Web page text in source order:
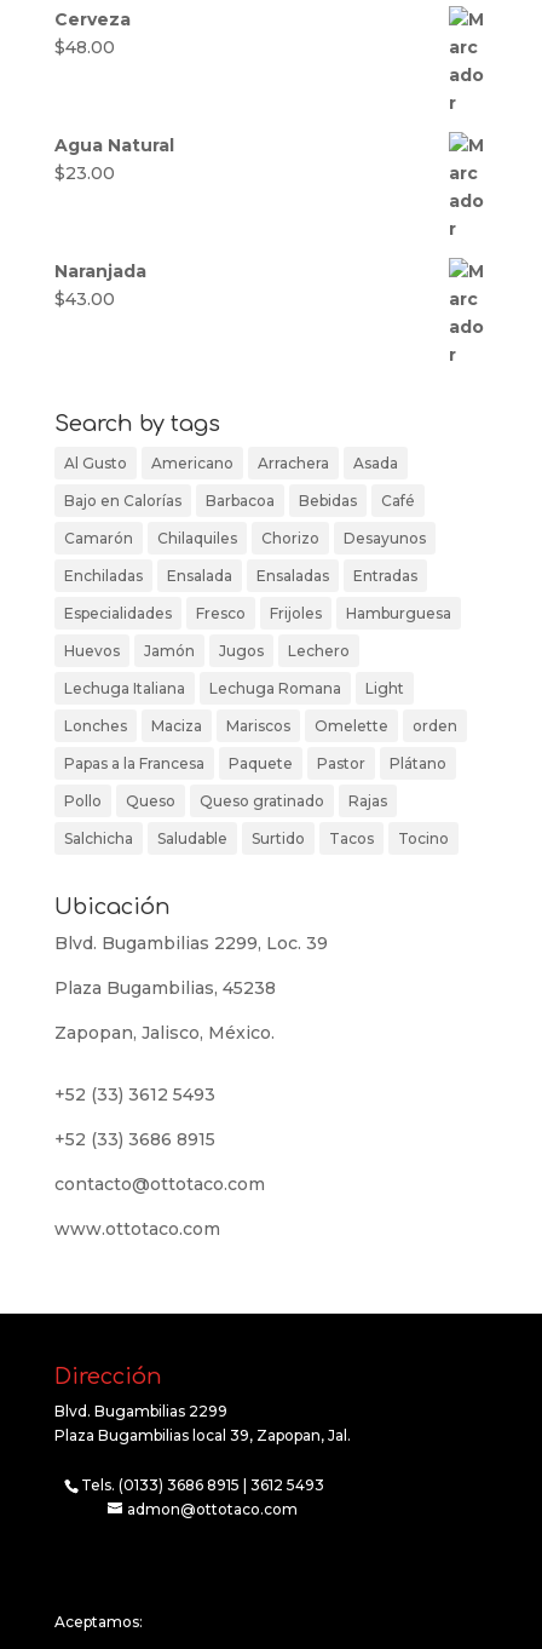
Cerveza
$48.00
Agua Natural
$23.00
Naranjada
$43.00
Search by tags
Al Gusto Americano Arrachera Asada
Bajo en Calorías Barbacoa Bebidas Café
Camarón Chilaquiles Chorizo Desayunos
Enchiladas Ensalada Ensaladas Entradas
Especialidades Fresco Frijoles Hamburguesa
Huevos Jamón Jugos Lechero
Lechuga Italiana Lechuga Romana Light
Lonches Maciza Mariscos Omelette orden
Papas a la Francesa Paquete Pastor Plátano
Pollo Queso Queso gratinado Rajas
Salchicha Saludable Surtido Tacos Tocino
Ubicación
Blvd. Bugambilias 2299, Loc. 39
Plaza Bugambilias, 45238
Zapopan, Jalisco, México.
+52 (33) 3612 5493
+52 (33) 3686 8915
contacto@ottotaco.com
www.ottotaco.com
Dirección
Blvd. Bugambilias 2299
Plaza Bugambilias local 39, Zapopan, Jal.
Tels. (0133) 3686 8915 | 3612 5493
admon@ottotaco.com
Aceptamos: